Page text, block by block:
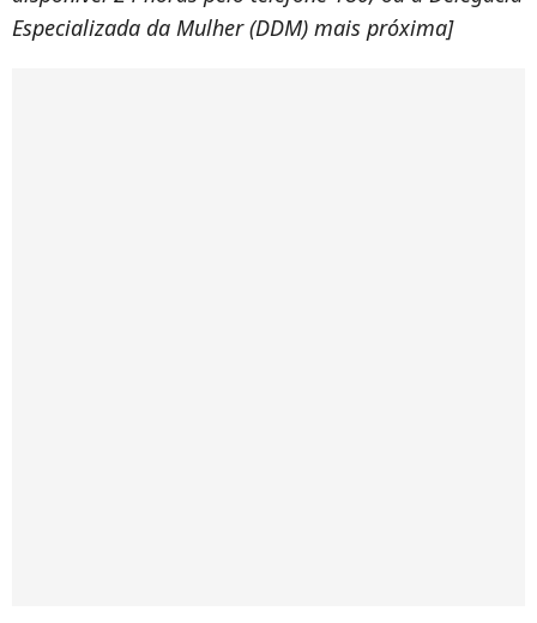
Especializada da Mulher (DDM) mais próxima]